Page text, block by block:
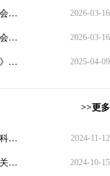
2026-03-16
《四川省哲学社会科学规划项目资金管理办法》
2026-03-16
《四川省哲学社会科学规划项目管理办法》
2025-04-09
《重要成果专报》投稿要求
>>更多
2024-11-12
成都市哲学社会科学规划项目基本要求
2024-10-15
纵向科研项目相关业务处理流程说明